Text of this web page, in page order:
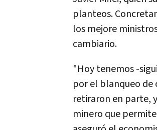
planteos.
los mejore
cambiario.
"Hoy tenemos -
por el blanqueo de
retiraron en parte,
minero que